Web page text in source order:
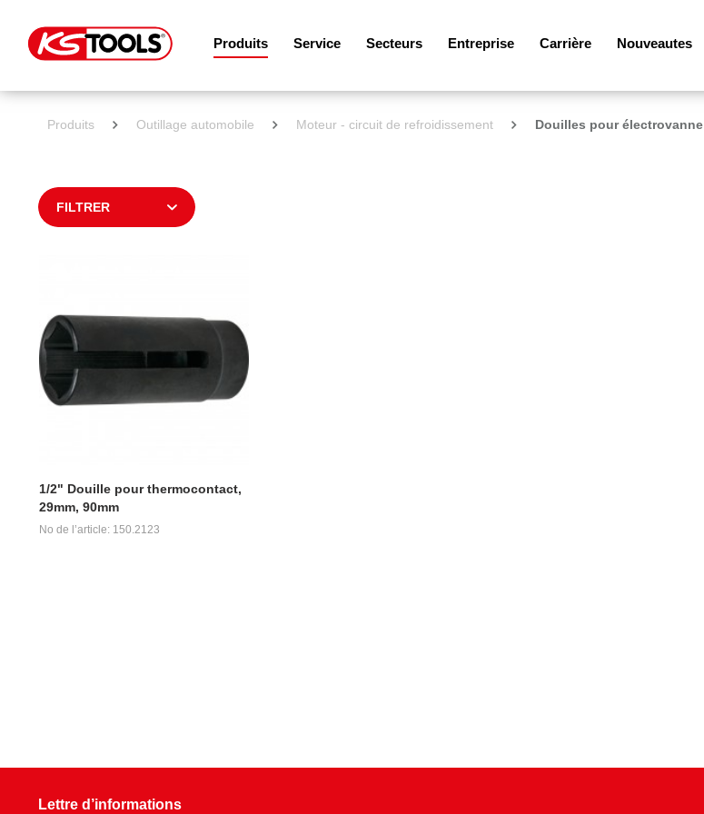
Produits Service Secteurs Entreprise Carrière Nouveautes
Produits Outillage automobile Moteur - circuit de refroidissement Douilles pour électrovanne
FILTRER
1/2" Douille pour thermocontact,
29mm, 90mm
No de l’article: 150.2123
Lettre d’informations